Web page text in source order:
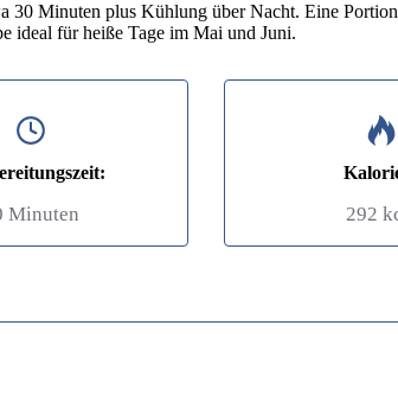
30 Minuten plus Kühlung über Nacht. Eine
ideal für heiße Tage im Mai und Juni.
Minuten 292